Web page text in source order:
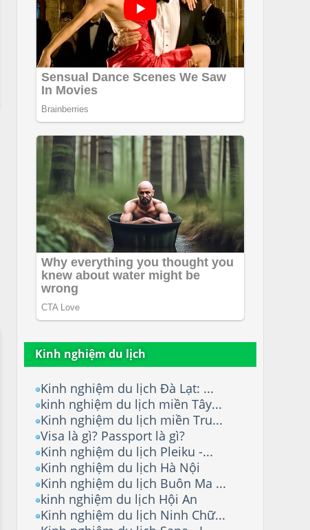
Kinh nghiệm du lịch
Kinh nghiệm du lịch Đà Lạt: ...
kinh nghiệm du lịch miền Tây...
Kinh nghiệm du lịch miền Tru...
Visa là gì? Passport là gì?
Kinh nghiệm du lịch Pleiku -...
Kinh nghiệm du lịch Hà Nội
Kinh nghiệm du lịch Buôn Ma ...
kinh nghiệm du lịch Hội An
Kinh nghiệm du lịch Ninh Chữ...